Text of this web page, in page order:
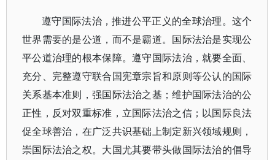
遵守国际法治，推进公平正义的全球治理。这个
世界需要的是公道，而不是霸道。国际法治是实现公
平公道治理的根本保障。遵守国际法治，就要全面、
充分、完整遵守联合国宪章宗旨和原则等公认的国际
关系基本准则，强国际法治之基；维护国际法治的公
正性，反对双重标准，立国际法治之信；以国际良法
促全球善治，在广泛共识基础上制定新兴领域规则，
崇国际法治之权。大国尤其要带头做国际法治的倡导